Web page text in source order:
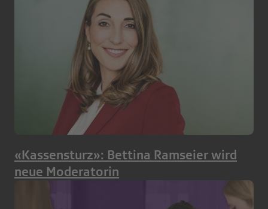
«Kassensturz»: Bettina Ramseier wird
neue Moderatorin